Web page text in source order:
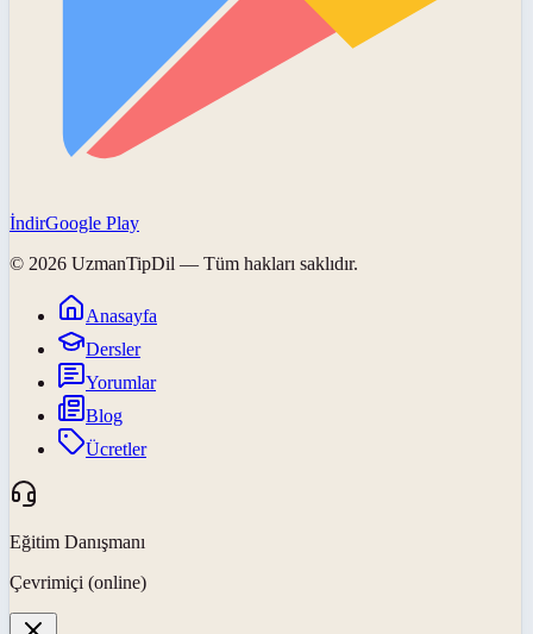
İndirGoogle Play
© 2026 UzmanTipDil — Tüm hakları saklıdır.
Anasayfa
Dersler
Yorumlar
Blog
Ücretler
Eğitim Danışmanı
Çevrimiçi (online)